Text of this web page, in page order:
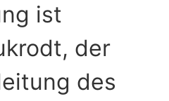
ist
der
des